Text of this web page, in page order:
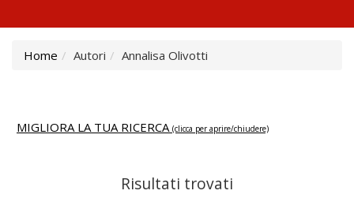
Home Autori Annalisa Olivotti
MIGLIORA LA TUA RICERCA (clicca per aprire/chiudere)
Risultati trovati